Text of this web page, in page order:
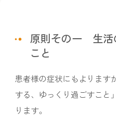
原則その一 生活
こと
患者様の症状にもよります
する、ゆっくり過ごすこと
ります。